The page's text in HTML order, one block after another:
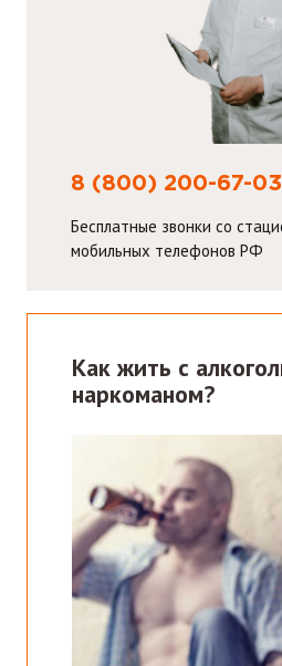
8 (800) 200-67-03
Бесплатные звонки со
мобильных телефонов РФ
Как жить с
наркоманом?